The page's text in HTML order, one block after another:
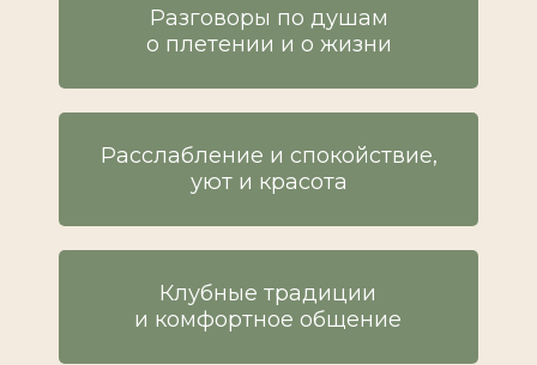
Расслабление и спокойствие,
уют и красота
Клубные традиции
и комфортное общение
Разговоры по душам
о плетении и о жизни